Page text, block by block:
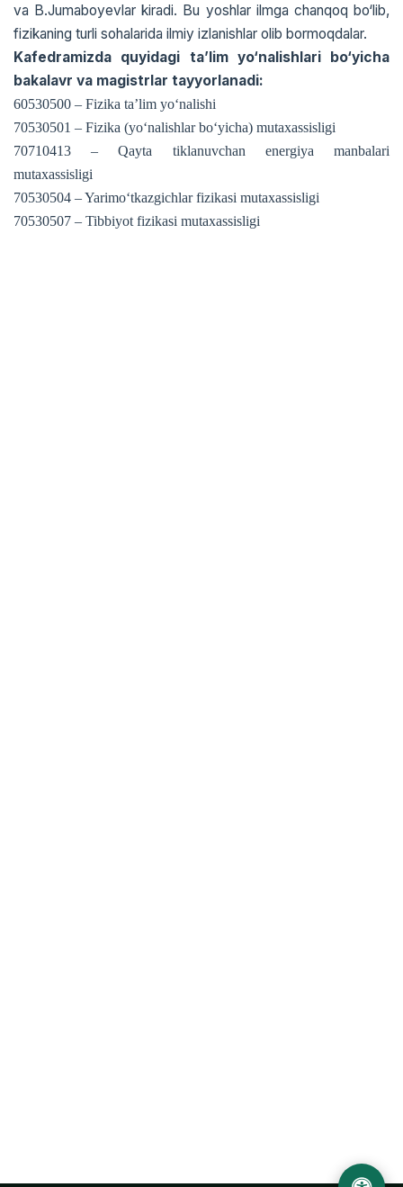
va B.Jumaboyevlar kiradi. Bu yoshlar ilmga chanqоq bo‘lib,
fizikaning turli sоhalarida ilmiy izlanishlar оlib bоrmоqdalar.
Kafedramizda quyidagi ta’lim yo‘nalishlari bo‘yicha
bakalavr va magistrlar tayyorlanadi:
60530500 – Fizika ta’lim yo‘nalishi
70530501 – Fizika (yo‘nalishlar bo‘yicha) mutaxassisligi
70710413 – Qayta tiklanuvchan energiya manbalari
mutaxassisligi
70530504 – Yarimo‘tkazgichlar fizikasi mutaxassisligi
70530507 – Tibbiyot fizikasi mutaxassisligi